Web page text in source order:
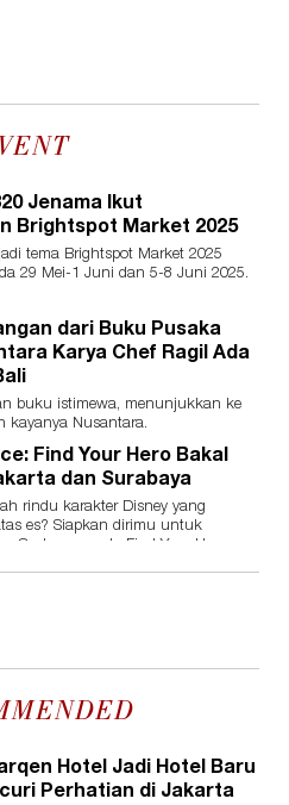
Jenama Ikut
Brightspot Market 2025
tema Brightspot Market 2025
29 Mei-1 Juni dan 5-8 Juni 2025.
dari Buku Pusaka
Karya Chef Ragil Ada
buku istimewa, menunjukkan ke
kayanya Nusantara.
Find Your Hero Bakal
dan Surabaya
rindu karakter Disney yang
es? Siapkan dirimu untuk
Hotel Jadi Hotel Baru
Perhatian di Jakarta